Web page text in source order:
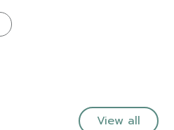
View all